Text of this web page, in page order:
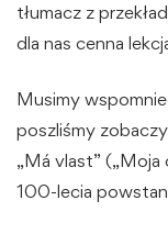
tłumacz z
dla nas cenna
Musimy
poszliśmy
„Má vlast”
100-lecia